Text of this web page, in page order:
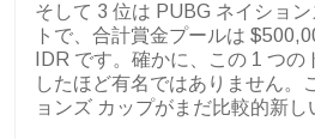
そして 3 位は PUBG ネイショ
トで、合計賞金プールは
IDR です。確かに、この 1 つ
したほど有名ではありません。
ョンズ カップがまだ比較的新し